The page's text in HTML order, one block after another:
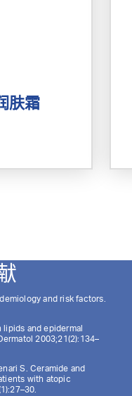
肤霜
and risk factors.
lipids and epidermal
2003;21(2):134–
S. Ceramide and
with atopic